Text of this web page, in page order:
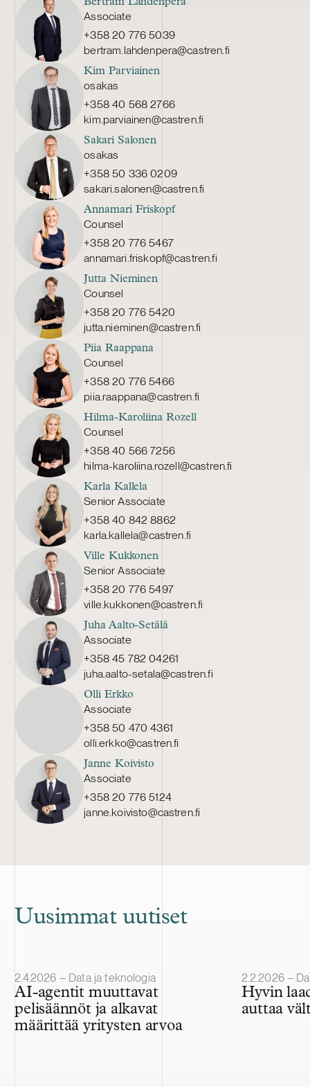
Associate
+358 20 776 5039
bertram.lahdenpera@castren.fi
Kim Parviainen
osakas
+358 40 568 2766
kim.parviainen@castren.fi
Sakari Salonen
osakas
+358 50 336 0209
sakari.salonen@castren.fi
Annamari Friskopf
Counsel
+358 20 776 5467
annamari.friskopf@castren.fi
Jutta Nieminen
Counsel
+358 20 776 5420
jutta.nieminen@castren.fi
Piia Raappana
Counsel
+358 20 776 5466
piia.raappana@castren.fi
Hilma-Karoliina Rozell
Counsel
+358 40 566 7256
hilma-karoliina.rozell@castren.fi
Karla Kallela
Senior Associate
+358 40 842 8862
karla.kallela@castren.fi
Ville Kukkonen
Senior Associate
+358 20 776 5497
ville.kukkonen@castren.fi
Juha Aalto-Setälä
Associate
+358 45 782 04261
juha.aalto-setala@castren.fi
Olli Erkko
Associate
+358 50 470 4361
olli.erkko@castren.fi
Janne Koivisto
Associate
+358 20 776 5124
janne.koivisto@castren.fi
Uusimmat uutiset
Julkaistu
2.4.2026 – Data ja teknologia
AI-agentit muuttavat
pelisäännöt ja alkavat
määrittää yritysten arvoa
Julkaistu
2.2.2026 –
Hyvin
auttaa